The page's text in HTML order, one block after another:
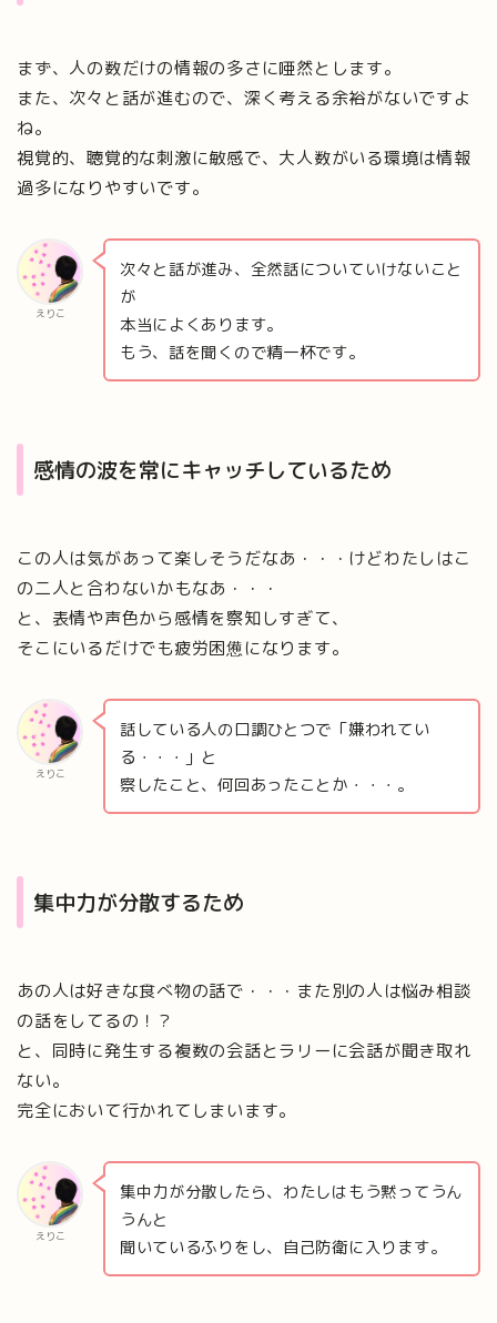
まず、人の数だけの情報の多さに唖然とします。
また、次々と話が進むので、深く考える余裕がないですよ
ね。
視覚的、聴覚的な刺激に敏感で、大人数がいる環境は情報
過多になりやすいです。
えりこ
次々と話が進み、全然話についていけないこと
が
本当によくあります。
もう、話を聞くので精一杯です。
感情の波を常にキャッチしているため
この人は気があって楽しそうだなあ・・・けどわたしはこ
の二人と合わないかもなあ・・・
と、表情や声色から感情を察知しすぎて、
そこにいるだけでも疲労困憊になります。
えりこ
話している人の口調ひとつで「嫌われてい
る・・・」と
察したこと、何回あったことか・・・。
集中力が分散するため
あの人は好きな食べ物の話で・・・また別の人は悩み相談
の話をしてるの！？
と、同時に発生する複数の会話とラリーに会話が聞き取れ
ない。
完全において行かれてしまいます。
えりこ
集中力が分散したら、わたしはもう黙ってうん
うんと
聞いているふりをし、自己防衛に入ります。